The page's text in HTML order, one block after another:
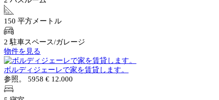
150 平方メートル
2 駐車スペース/ガレージ
物件を見る
ボルディジェーレで家を賃貸します。
参照。 5958 € 12.000